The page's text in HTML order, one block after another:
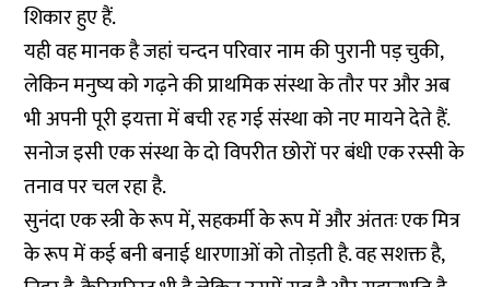
शिकार हुए हैं.
यही वह मानक है जहां चन्दन परिवार नाम की पुरानी पड़ चुकी,
लेकिन मनुष्य को गढ़ने की प्राथमिक संस्था के तौर पर और अब
भी अपनी पूरी इयत्ता में बची रह गई संस्था को नए मायने देते हैं.
सनोज इसी एक संस्था के दो विपरीत छोरों पर बंधी एक रस्सी के
तनाव पर चल रहा है.
सुनंदा एक स्त्री के रूप में, सहकर्मी के रूप में और अंततः एक मित्र
के रूप में कई बनी बनाई धारणाओं को तोड़ती है. वह सशक्त है,